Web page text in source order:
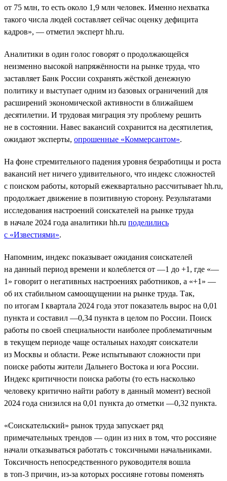
от 75 млн, то есть около 1,9 млн человек. Именно нехватка
такого числа людей составляет сейчас оценку дефицита
кадров», — отметил эксперт hh.ru.
Аналитики в один голос говорят о продолжающейся
неизменно высокой напряжённости на рынке труда, что
заставляет Банк России сохранять жёсткой денежную
политику и выступает одним из базовых ограничений для
расширений экономической активности в ближайшем
десятилетии. И трудовая миграция эту проблему решить
не в состоянии. Навес вакансий сохранится на десятилетия,
ожидают эксперты, опрошенные «Коммерсантом».
На фоне стремительного падения уровня безработицы и роста
вакансий нет ничего удивительного, что индекс сложностей
с поиском работы, который ежеквартально рассчитывает hh.ru,
продолжает движение в позитивную сторону. Результатами
исследования настроений соискателей на рынке труда
в начале 2024 года аналитики hh.ru поделились
с «Известиями».
Напомним, индекс показывает ожидания соискателей
на данный период времени и колеблется от —1 до +1, где «—
1» говорит о негативных настроениях работников, а «+1» —
об их стабильном самоощущении на рынке труда. Так,
по итогам I квартала 2024 года этот показатель вырос на 0,01
пункта и составил —0,34 пункта в целом по России. Поиск
работы по своей специальности наиболее проблематичным
в текущем периоде чаще остальных находят соискатели
из Москвы и области. Реже испытывают сложности при
поиске работы жители Дальнего Востока и юга России.
Индекс критичности поиска работы (то есть насколько
человеку критично найти работу в данный момент) весной
2024 года снизился на 0,01 пункта до отметки —0,32 пункта.
«Соискательский» рынок труда запускает ряд
примечательных трендов — один из них в том, что россияне
начали отказываться работать с токсичными начальниками.
Токсичность непосредственного руководителя вошла
в топ-3 причин, из-за которых россияне готовы поменять